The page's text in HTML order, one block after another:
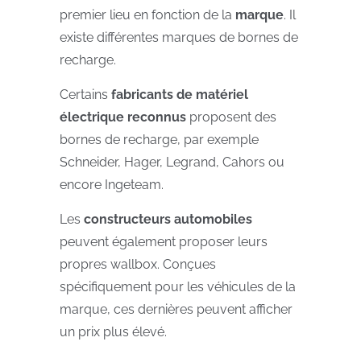
premier lieu en fonction de la marque. Il
existe différentes marques de bornes de
recharge.
Certains fabricants de matériel
électrique reconnus proposent des
bornes de recharge, par exemple
Schneider, Hager, Legrand, Cahors ou
encore Ingeteam.
Les constructeurs automobiles
peuvent également proposer leurs
propres wallbox. Conçues
spécifiquement pour les véhicules de la
marque, ces dernières peuvent afficher
un prix plus élevé.